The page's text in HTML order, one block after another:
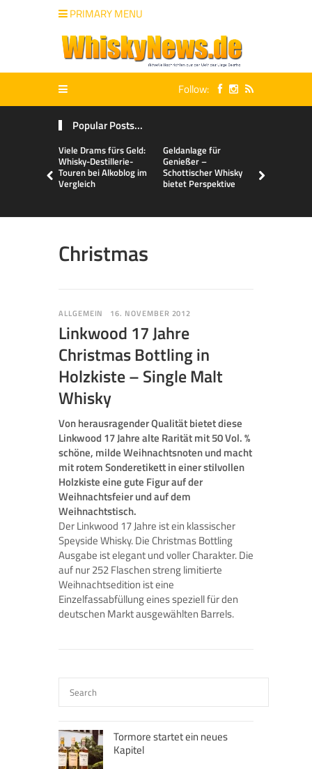
PRIMARY MENU
Follow:
Popular Posts...
Viele Drams fürs Geld:
Whisky-Destillerie-
Touren bei Alkoblog im
Vergleich
Geldanlage für
Genießer –
Schottischer Whisky
bietet Perspektive
Christmas
ALLGEMEIN 16. NOVEMBER 2012
Linkwood 17 Jahre
Christmas Bottling in
Holzkiste – Single Malt
Whisky
Von herausragender Qualität bietet diese
Linkwood 17 Jahre alte Rarität mit 50 Vol. %
schöne, milde Weihnachtsnoten und macht
mit rotem Sonderetikett in einer stilvollen
Holzkiste eine gute Figur auf der
Weihnachtsfeier und auf dem
Weihnachtstisch.
Der Linkwood 17 Jahre ist ein klassischer
Speyside Whisky. Die Christmas Bottling
Ausgabe ist elegant und voller Charakter. Die
auf nur 252 Flaschen streng limitierte
Weihnachtsedition ist eine
Einzelfassabfüllung eines speziell für den
deutschen Markt ausgewählten Barrels.
Tormore startet ein neues
Kapitel